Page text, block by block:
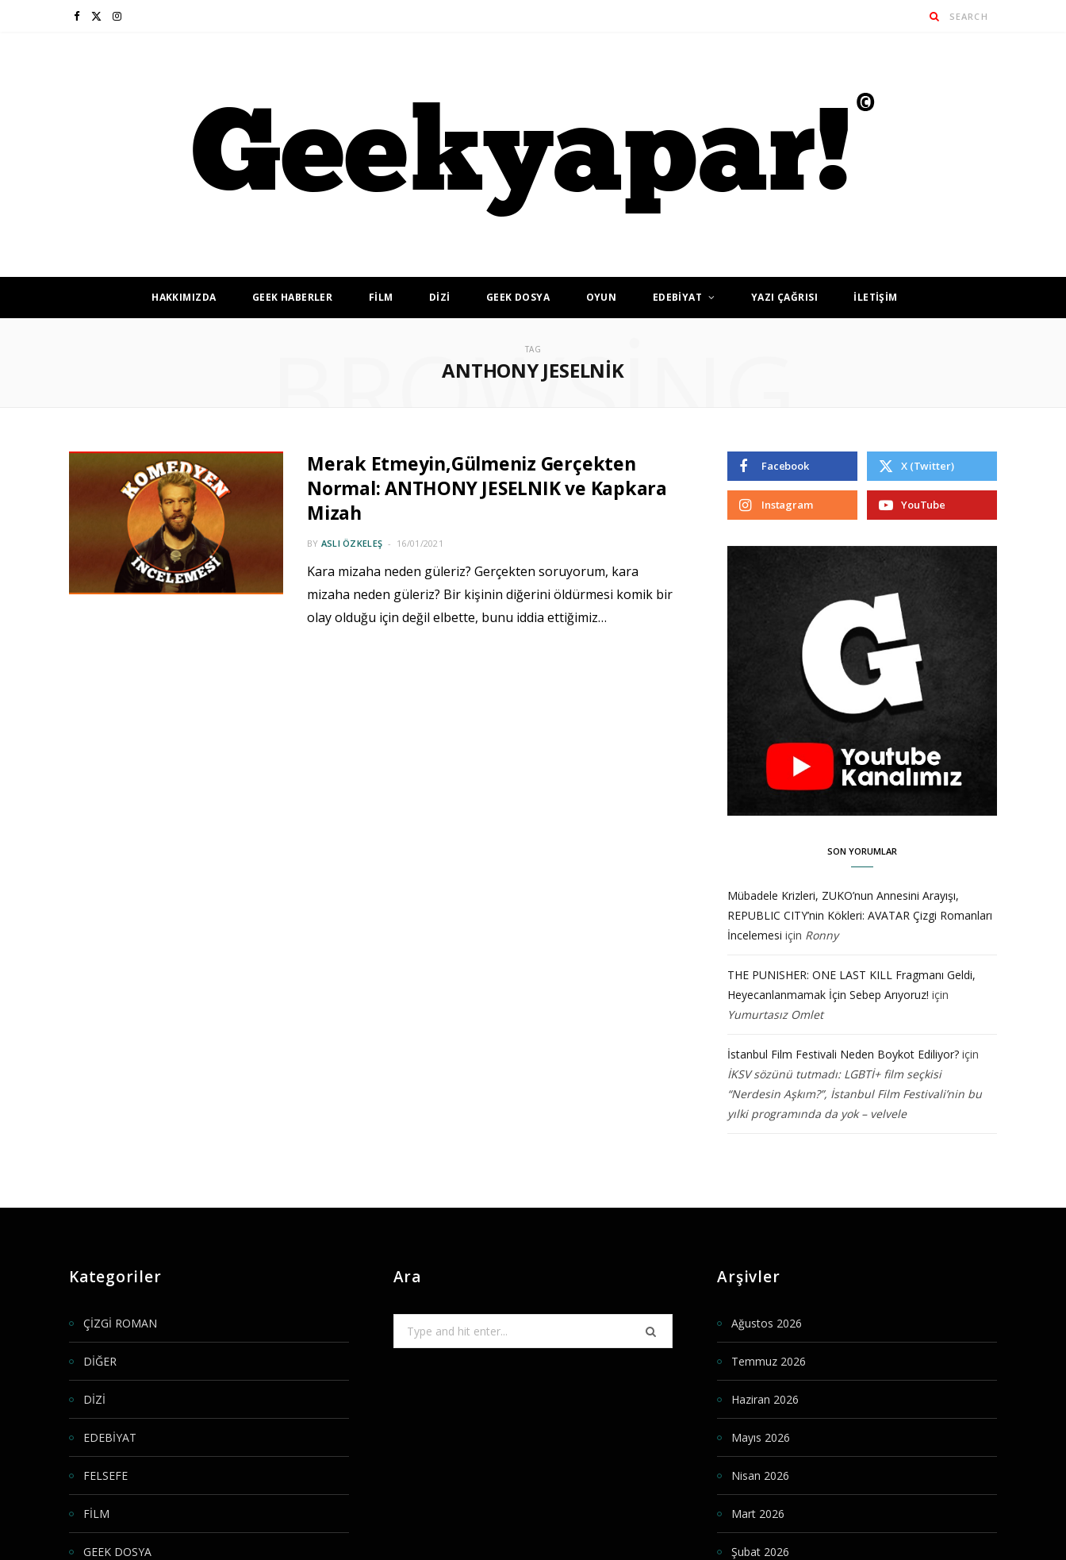
F I
HAKKIMIZDA GEEK HABERLER FİLM DİZİ GEEK DOSYA OYUN EDEBİYAT YAZI ÇAĞRISI İLETİŞİM
TAG
ANTHONY JESELNIK
BROWSING
Merak Etmeyin,Gülmeniz Gerçekten
Normal: ANTHONY JESELNIK ve Kapkara
Mizah
BY ASLI ÖZKELEŞ 16/01/2021
Kara mizaha neden güleriz? Gerçekten soruyorum, kara
mizaha neden güleriz? Bir kişinin diğerini öldürmesi komik bir
olay olduğu için değil elbette, bunu iddia ettiğimiz…
Facebook X (Twitter)
Instagram YouTube
SON YORUMLAR
Mübadele Krizleri, ZUKO’nun Annesini Arayışı,
REPUBLIC CITY’nin Kökleri: AVATAR Çizgi Romanları
İncelemesi için Ronny
THE PUNISHER: ONE LAST KILL Fragmanı Geldi,
Heyecanlanmamak İçin Sebep Arıyoruz! için
Yumurtasız Omlet
İstanbul Film Festivali Neden Boykot Ediliyor? için
İKSV sözünü tutmadı: LGBTİ+ film seçkisi
“Nerdesin Aşkım?”, İstanbul Film Festivali’nin bu
yılki programında da yok – velvele
Kategoriler
ÇİZGİ ROMAN
DİĞER
DİZİ
EDEBİYAT
FELSEFE
FİLM
GEEK DOSYA
Ara
for:
Arşivler
Ağustos 2026
Temmuz 2026
Haziran 2026
Mayıs 2026
Nisan 2026
Mart 2026
Şubat 2026